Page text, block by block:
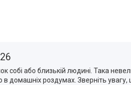
собі або близькій людині. Така
в домашніх роздумах. Зверніть